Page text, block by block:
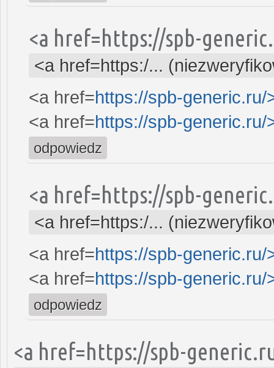
<a href=https://spb-
<a href=https:/...
<a href=https://spb-generic.ru/
<a href=https://spb-generic.ru/
odpowiedz
<a href=https://spb-
<a href=https:/...
<a href=https://spb-generic.ru/
<a href=https://spb-generic.ru/
odpowiedz
<a href=https://spb-